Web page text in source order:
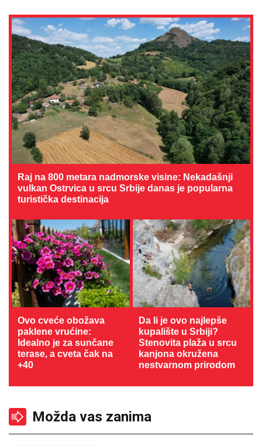
Raj na 800 metara nadmorske visine: Nekadašnji
vulkan Ostrvica u srcu Srbije danas je popularna
turistička destinacija
Ovo cveće obožava
paklene vrućine:
Idealno je za sunčane
terase, a cveta čak na
+40
Da li je ovo najlepše
kupalište u Srbiji?
Stenovita plaža u srcu
kanjona okružena
nestvarnom prirodom
Možda vas zanima